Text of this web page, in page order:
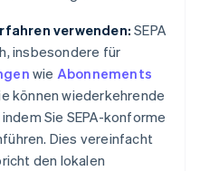
verwenden:SEPA
insbesondere für
wie Abonnements
können wiederkehrende
Sie SEPA-konforme
Dies vereinfacht
den lokalen